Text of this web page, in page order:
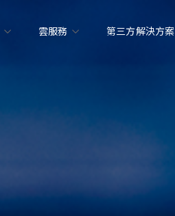
雲服務 第三方解決方案